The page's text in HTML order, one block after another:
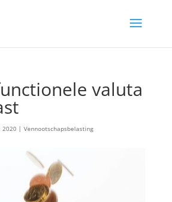
valuta
2020| Vennootschapsbelasting